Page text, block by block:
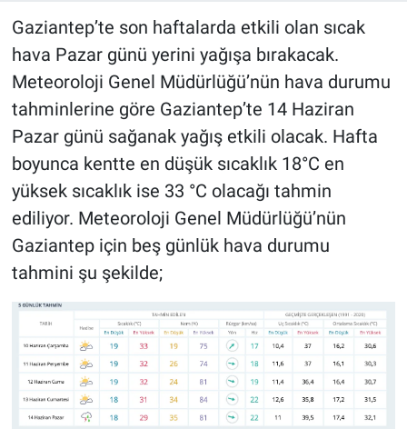
Gaziantep’te son haftalarda etkili olan sıcak
hava Pazar günü yerini yağışa bırakacak.
Meteoroloji Genel Müdürlüğü’nün hava durumu
tahminlerine göre Gaziantep’te 14 Haziran
Pazar günü sağanak yağış etkili olacak. Hafta
boyunca kentte en düşük sıcaklık 18°C en
yüksek sıcaklık ise 33 °C olacağı tahmin
ediliyor. Meteoroloji Genel Müdürlüğü’nün
Gaziantep için beş günlük hava durumu
tahmini şu şekilde;